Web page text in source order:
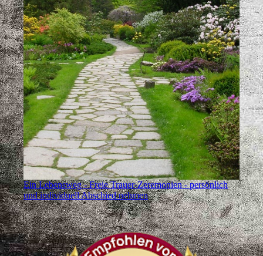
Ein Lebensweg - Freie Trauer-Zeremonien - persönlich
und individuell Abschied nehmen